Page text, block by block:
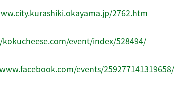
2762.htm
event/index/528494/
events/259277141319658/